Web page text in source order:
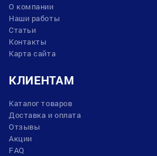
О компании
Наши работы
Статьи
Контакты
Карта сайта
КЛИЕНТАМ
Каталог товаров
Доставка и оплата
Отзывы
Акции
FAQ